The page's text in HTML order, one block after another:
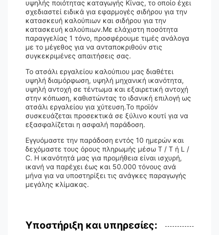
υψηλής ποιότητας καταγωγής Κίνας, το οποίο έχει
σχεδιαστεί ειδικά για εφαρμογές σιδήρου για την
κατασκευή καλούπιων και σιδήρου για την
κατασκευή καλούπιων.Με ελάχιστη ποσότητα
παραγγελίας 1 τόνο, προσφέρουμε τιμές ανάλογα
με το μέγεθος για να ανταποκριθούν στις
συγκεκριμένες απαιτήσεις σας.
Το ατσάλι εργαλείου καλούπιου μας διαθέτει
υψηλή διαμόρφωση, υψηλή μηχανική ικανότητα,
υψηλή αντοχή σε τέντωμα και εξαιρετική αντοχή
στην κόπωση, καθιστώντας το ιδανική επιλογή ως
ατσάλι εργαλείου για χύτευση.Το προϊόν
συσκευάζεται προσεκτικά σε ξύλινο κουτί για να
εξασφαλίζεται η ασφαλή παράδοση.
Εγγυόμαστε την παράδοση εντός 10 ημερών και
δεχόμαστε τους όρους πληρωμής μέσω T / T ή L /
C. Η ικανότητά μας για προμήθεια είναι ισχυρή,
ικανή να παρέχει έως και 50.000 τόνους ανά
μήνα για να υποστηρίξει τις ανάγκες παραγωγής
μεγάλης κλίμακας.
Υποστήριξη και υπηρεσίες: